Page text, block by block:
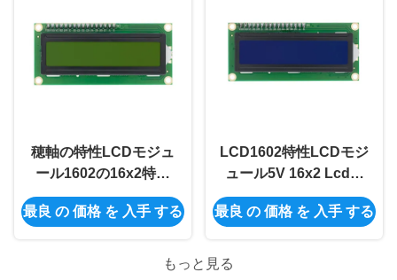
穂軸の特性LCDモジュ
ール1602の16x2特性
Lcd黄色いスクリーン
16x2 LCDの表示モジ
最良 の 価格 を 入手 する
LCD1602特性LCDモジ
ュール5V 16x2 Lcdモ
ジュールのブルー スク
リーンI2c 16x2
最良 の 価格 を 入手 する
もっと見る